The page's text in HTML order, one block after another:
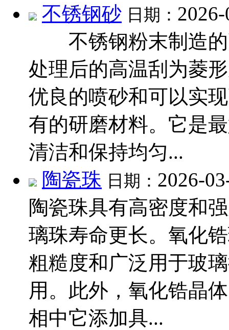
不锈钢砂 日期：
不锈钢粉末制造的
处理后的高温刮为菱
优良的喷砂和可以实
有的研磨材料。它是
清洁和保持均匀...
陶瓷珠 日期： 2026-
陶瓷珠具有高密度和
璃珠寿命更长。氧化
粗糙度和广泛用于玻
用。此外，氧化锆晶
相中它添加具...